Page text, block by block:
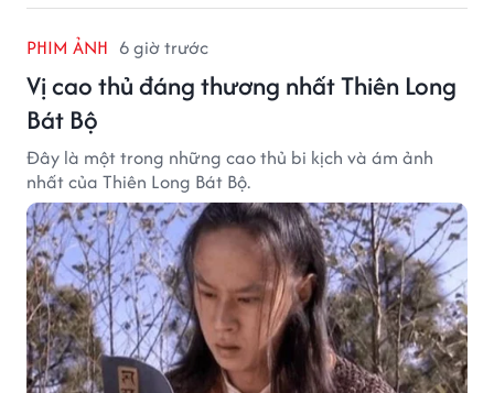
PHIM ẢNH 6 giờ trước
Vị cao thủ đáng thương nhất Thiên Long
Bát Bộ
Đây là một trong những cao thủ bi kịch và ám ảnh
nhất của Thiên Long Bát Bộ.